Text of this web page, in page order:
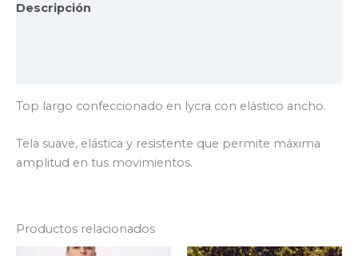
Descripción
Top largo confeccionado en lycra con elástico ancho.
Tela suave, elástica y resistente que permite máxima
amplitud en tus movimientos.
Productos relacionados